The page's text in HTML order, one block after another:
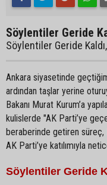
Söylentiler Geride
Söylentiler Geride
Ankara siyasetinde
ardından taşlar yerine
Bakanı Murat Kurum’a
kulislerde "AK Parti’ye
beraberinde getiren süreç,
AK Parti’ye katılımıyla
Söylentiler Geride